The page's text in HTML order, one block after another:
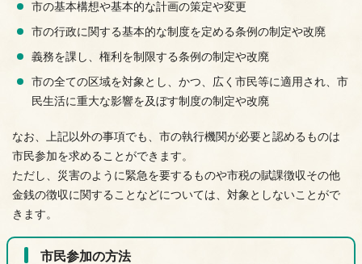
市の基本構想や基本的な計画の策定や変更
市の行政に関する基本的な制度を定める条例の制定や改廃
義務を課し、権利を制限する条例の制定や改廃
市の全ての区域を対象とし、かつ、広く市民等に適用され、市
民生活に重大な影響を及ぼす制度の制定や改廃
なお、上記以外の事項でも、市の執行機関が必要と認めるものは
市民参加を求めることができます。
ただし、災害のように緊急を要するものや市税の賦課徴収その他
金銭の徴収に関することなどについては、対象としないことがで
きます。
市民参加の方法